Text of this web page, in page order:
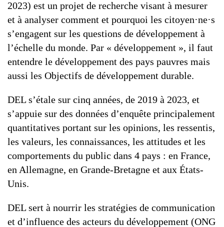
2023) est un projet de recherche visant à mesurer
et à analyser comment et pourquoi les citoyen·ne·s
s’engagent sur les questions de développement à
l’échelle du monde. Par « développement », il faut
entendre le développement des pays pauvres mais
aussi les Objectifs de développement durable.
DEL s’étale sur cinq années, de 2019 à 2023, et
s’appuie sur des données d’enquête principalement
quantitatives portant sur les opinions, les ressentis,
les valeurs, les connaissances, les attitudes et les
comportements du public dans 4 pays : en France,
en Allemagne, en Grande-Bretagne et aux États-
Unis.
DEL sert à nourrir les stratégies de communication
et d’influence des acteurs du développement (ONG